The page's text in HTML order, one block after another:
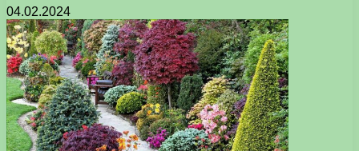
04.02.2024